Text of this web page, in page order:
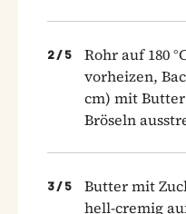
2/ 5
Rohr auf 180
vorheizen,
cm) mit
Bröseln
3/ 5
Butter mit
hell-cremig